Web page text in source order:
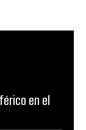
en el